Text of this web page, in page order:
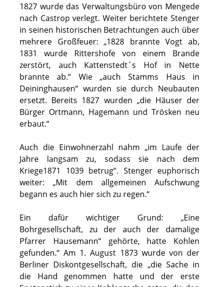
1827 wurde das Verwaltungsbüro von Mengede
nach Castrop verlegt. Weiter berichtete Stenger
in seinen historischen Betrachtungen auch über
mehrere Großfeuer: „1828 brannte Vogt ab,
1831 wurde Rittershofe von einem Brande
zerstört, auch Kattenstedt´s Hof in Nette
brannte ab.“ Wie „auch Stamms Haus in
Deininghausen“ wurden sie durch Neubauten
ersetzt. Bereits 1827 wurden „die Häuser der
Bürger Ortmann, Hagemann und Trösken neu
erbaut.“
Auch die Einwohnerzahl nahm „im Laufe der
Jahre langsam zu, sodass sie nach dem
Kriege1871 1039 betrug“. Stenger euphorisch
weiter: „Mit dem allgemeinen Aufschwung
begann es auch hier sich zu regen.“
Ein dafür wichtiger Grund: „Eine
Bohrgesellschaft, zu der auch der damalige
Pfarrer Hausemann“ gehörte, hatte Kohlen
gefunden.“ Am 1. August 1873 wurde von der
Berliner Diskontgesellschaft, die „die Sache in
die Hand genommen hatte und der erste